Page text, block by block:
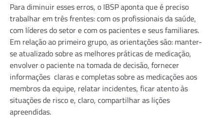
Para diminuir esses erros, o IBSP aponta que é preciso
trabalhar em três frentes: com os profissionais da saúde,
com líderes do setor e com os pacientes e seus familiares.
Em relação ao primeiro grupo, as orientações são: manter-
se atualizado sobre as melhores práticas de medicação,
envolver o paciente na tomada de decisão, fornecer
informações claras e completas sobre as medicações aos
membros da equipe, relatar incidentes, ficar atento às
situações de risco e, claro, compartilhar as lições
apreendidas.